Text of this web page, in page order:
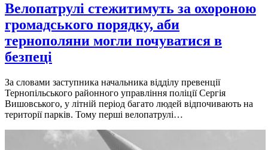
Велопатрулі стежитимуть за охороною
громадського порядку, аби
тернополяни могли почуватися в
безпецi
За словами заступника начальника вiддiлу превенцiї
Тернопiльського районного управлiння полiцiї Сергiя
Вишовського, у лiтнiй перiод багато людей вiдпочивають на
територiї паркiв. Тому першi велопатрулi…